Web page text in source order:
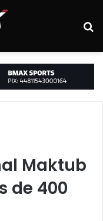
Maktub
de 400